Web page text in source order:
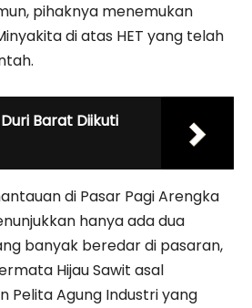
pihaknya menemukan
di atas HET yang telah
Barat Diikuti
di Pasar Pagi Arengka
hanya ada dua
banyak beredar di pasaran,
Hijau Sawit asal
Pelita Agung Industri yang